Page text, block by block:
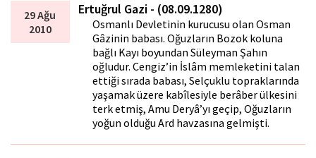
29 Ağu
2010
Ertuğrul Gazi - (08.09.1280)
Osmanlı Devletinin kurucusu olan Osman
Gâzinin babası. Oğuzların Bozok koluna
bağlı Kayı boyundan Süleyman Şahın
oğludur. Cengiz’in İslâm memleketini talan
ettiği sırada babası, Selçuklu topraklarında
yaşamak üzere kabîlesiyle berâber ülkesini
terk etmiş, Amu Deryâ’yı geçip, Oğuzların
yoğun olduğu Ard havzasına gelmişti.